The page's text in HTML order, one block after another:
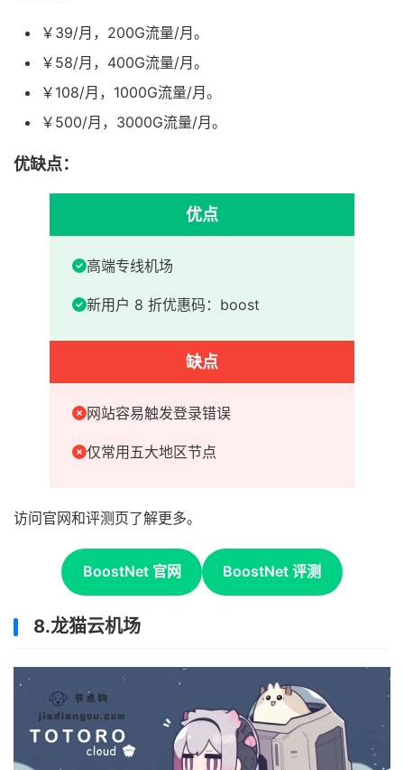
￥39/月，200G流量/月。
￥58/月，400G流量/月。
￥108/月，1000G流量/月。
￥500/月，3000G流量/月。
优缺点：
优点
高端专线机场
新用户 8 折优惠码：boost
缺点
网站容易触发登录错误
仅常用五大地区节点
访问官网和评测页了解更多。
BoostNet 官网 BoostNet 评测
8.龙猫云机场